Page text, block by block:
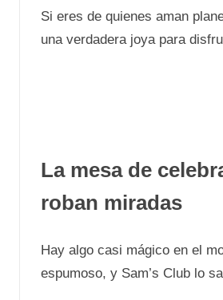
Si eres de quienes aman
una verdadera joya para
La mesa de
roban miradas
Hay algo casi mágico en el
espumoso, y Sam’s Club lo